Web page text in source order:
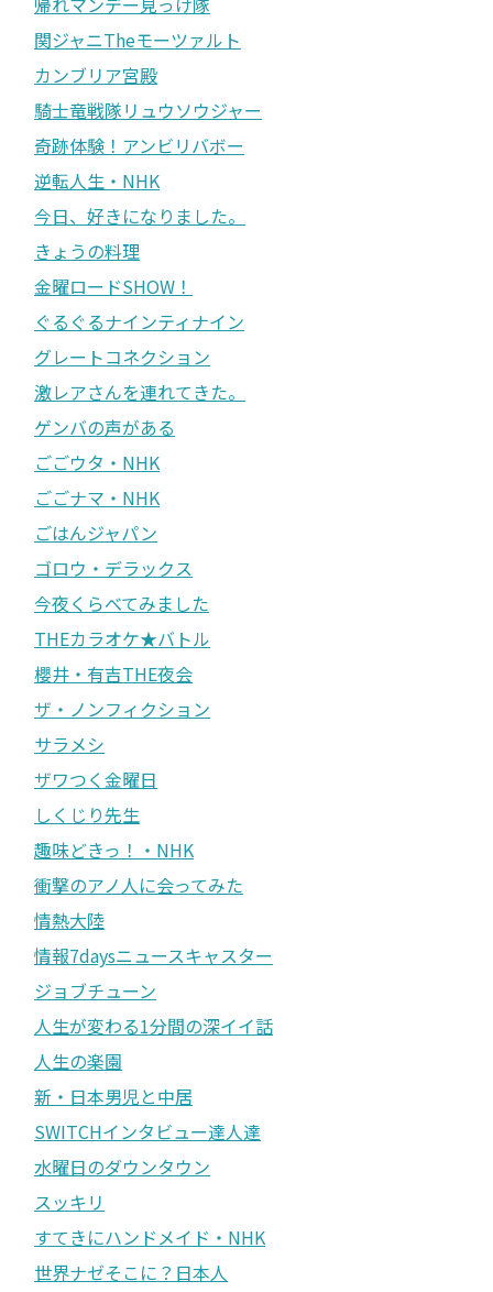
関ジャニTheモーツァルト
カンブリア宮殿
騎士竜戦隊リュウソウジャー
奇跡体験！アンビリバボー
逆転人生・NHK
今日、好きになりました。
きょうの料理
金曜ロードSHOW！
ぐるぐるナインティナイン
グレートコネクション
激レアさんを連れてきた。
ゲンバの声がある
ごごウタ・NHK
ごごナマ・NHK
ごはんジャパン
ゴロウ・デラックス
今夜くらべてみました
THEカラオケ★バトル
櫻井・有吉THE夜会
ザ・ノンフィクション
サラメシ
ザワつく金曜日
しくじり先生
趣味どきっ！・NHK
衝撃のアノ人に会ってみた
情熱大陸
情報7daysニュースキャスター
ジョブチューン
人生が変わる1分間の深イイ話
人生の楽園
新・日本男児と中居
SWITCHインタビュー達人達
水曜日のダウンタウン
スッキリ
すてきにハンドメイド・NHK
世界ナゼそこに？日本人